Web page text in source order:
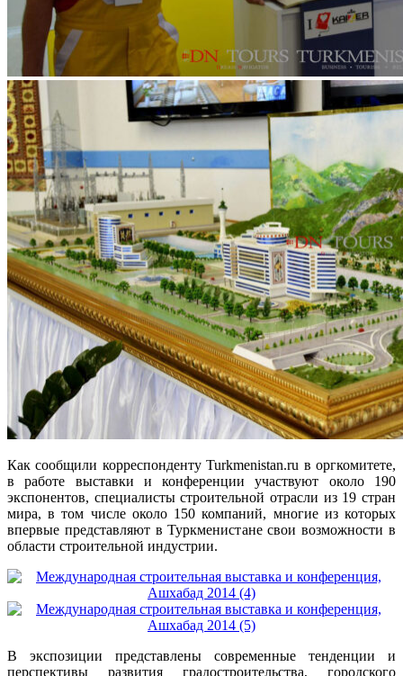
Как сообщили корреспонденту Turkmenistan.ru в оргкомитете,
в работе выставки и конференции участвуют около 190
экспонентов, специалисты строительной отрасли из 19 стран
мира, в том числе около 150 компаний, многие из которых
впервые представляют в Туркменистане свои возможности в
области строительной индустрии.
В экспозиции представлены современные тенденции и
перспективы развития градостроительства, городского